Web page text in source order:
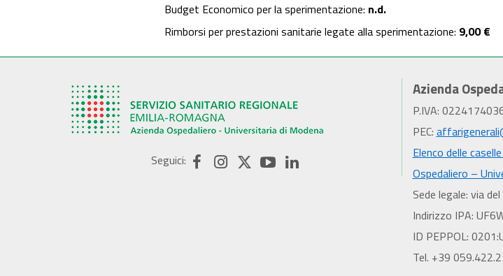
Budget Economico per la sperimentazione: n.d.
Rimborsi per prestazioni sanitarie legate alla sperimentazione: 9,00 €
Seguici:
Azienda
P.IVA:
PEC:
Elenco delle
Ospedaliero –
Sede legale: via
Indirizzo IPA:
ID PEPPOL:
Tel. +39